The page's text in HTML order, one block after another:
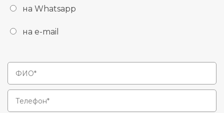
на Whatsapp
на e-mail